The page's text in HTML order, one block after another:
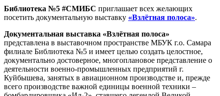
Библиотека №5 #СМИБС приглашает всех желающих
посетить документальную выставку «Взлётная полоса».
Документальная выставка «Взлётная полоса»
представлена в выставочном пространстве МБУК г.о. Самара
филиале Библиотека №5 и имеет целью создать целостное,
документально достоверное, многоплановое представление о
деятельности военно-промышленных предприятий г.
Куйбышева, занятых в авиационном производстве и, прежде
всего производстве важной единицы военной техники –